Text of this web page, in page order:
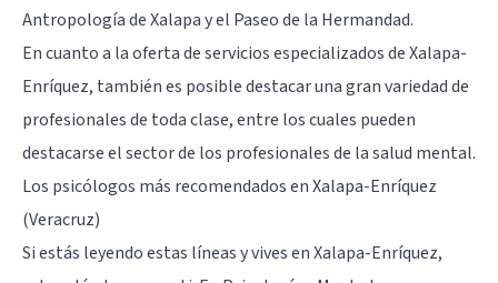
Antropología de Xalapa y el Paseo de la Hermandad.
En cuanto a la oferta de servicios especializados de Xalapa-
Enríquez, también es posible destacar una gran variedad de
profesionales de toda clase, entre los cuales pueden
destacarse el sector de los profesionales de la salud mental.
Los psicólogos más recomendados en Xalapa-Enríquez
(Veracruz)
Si estás leyendo estas líneas y vives en Xalapa-Enríquez,